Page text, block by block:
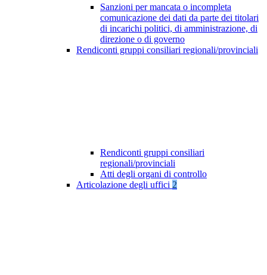
Sanzioni per mancata o incompleta
comunicazione dei dati da parte dei titolari
di incarichi politici, di amministrazione, di
direzione o di governo
Rendiconti gruppi consiliari regionali/provinciali
Rendiconti gruppi consiliari
regionali/provinciali
Atti degli organi di controllo
Articolazione degli uffici 2